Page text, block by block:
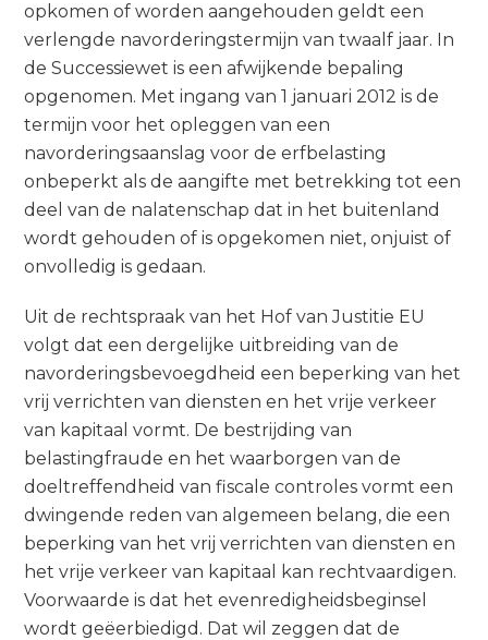
opkomen of worden aangehouden geldt een
verlengde navorderingstermijn van twaalf jaar. In
de Successiewet is een afwijkende bepaling
opgenomen. Met ingang van 1 januari 2012 is de
termijn voor het opleggen van een
navorderingsaanslag voor de erfbelasting
onbeperkt als de aangifte met betrekking tot een
deel van de nalatenschap dat in het buitenland
wordt gehouden of is opgekomen niet, onjuist of
onvolledig is gedaan.
Uit de rechtspraak van het Hof van Justitie EU
volgt dat een dergelijke uitbreiding van de
navorderingsbevoegdheid een beperking van het
vrij verrichten van diensten en het vrije verkeer
van kapitaal vormt. De bestrijding van
belastingfraude en het waarborgen van de
doeltreffendheid van fiscale controles vormt een
dwingende reden van algemeen belang, die een
beperking van het vrij verrichten van diensten en
het vrije verkeer van kapitaal kan rechtvaardigen.
Voorwaarde is dat het evenredigheidsbeginsel
wordt geëerbiedigd. Dat wil zeggen dat de